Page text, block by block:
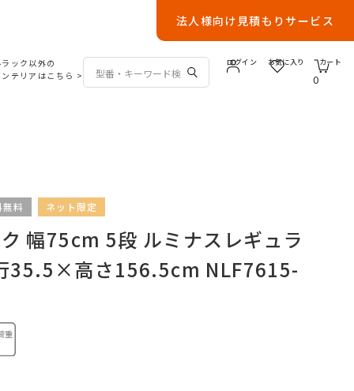
法人様向け見積もりサービス
ック以外の
テリアはこちら >
ログイン お気に入り
0
カート
無料 ネット限定
幅75cm 5段 ルミナスレギュラ
35.5×高さ156.5cm NLF7615-